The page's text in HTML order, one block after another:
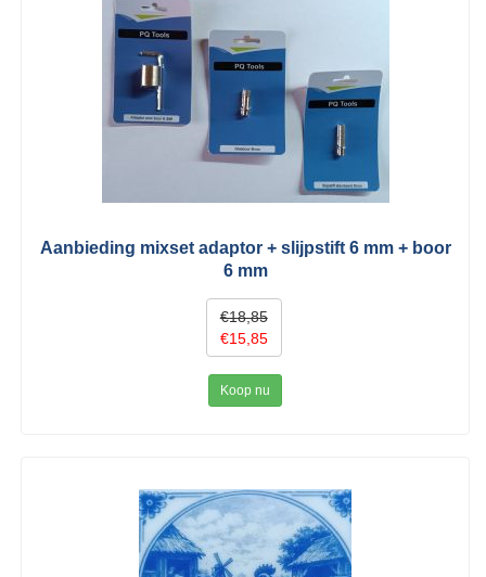
Aanbieding mixset adaptor + slijpstift 6 mm + boor
6 mm
€18,85
€15,85
Koop nu